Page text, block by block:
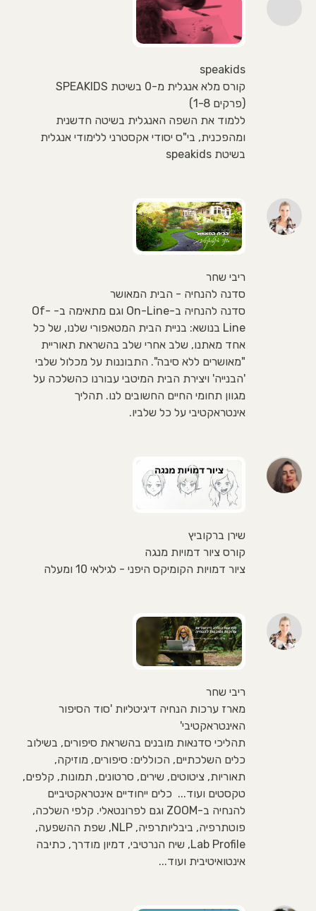
speakids
קורס מלא אנגלית מ-0 בשיטת SPEAKIDS
(פרקים 1-8)
ללמוד את השפה האנגלית בשיטה חדשנית
ומהפכנית, בי"ס יסודי אקסטרני ללימודי אנגלית
בשיטת speakids
ריבי שחר
סדנה להנחיה - הבית המאושר
סדנה להנחיה ב-On-Line וגם מתאימה ב- Of-
Line בנושא: בניית הבית המטאפורי שלנו, של כל
אחד מאתנו, שלב אחרי שלב בהשראת תאוריית
"מאושרים ללא סיבה". התבוננות על מכלול שלבי
'הבנייה' ויצירת הבית המיטבי עבורנו כהשלכה על
מגוון תחומי החיים החשובים לנו. תהליך
אינטראקטיבי על כל שלביו.
שירן ברקוביץ
קורס ציור דמויות מנגה
ציור דמויות הקומיקס היפני - לגילאי 10 ומעלה
ריבי שחר
מארז ערכות הנחיה דיגיטליות 'סוד הסיפור
האינטראקטיבי'
תהליכי סדנאות מובנים בהשראת סיפורים, בשילוב
כלים השלכתיים, הכוללים: סיפורים, מוזיקה,
תאוריות, ציטוטים, שירים, סרטונים, תמונות, קלפים,
טקסטים ועוד... כלים ייחודיים אינטראקטיביים
להנחיה ב-ZOOM וגם לפרונטאלי. קלפי השלכה,
פוטתרפיה, ביבליותרפיה, NLP, שפת ההשפעה,
Lab Profile, שיח הנרטיבי, דמיון מודרך, כתיבה
אינטואיטיבית ועוד...